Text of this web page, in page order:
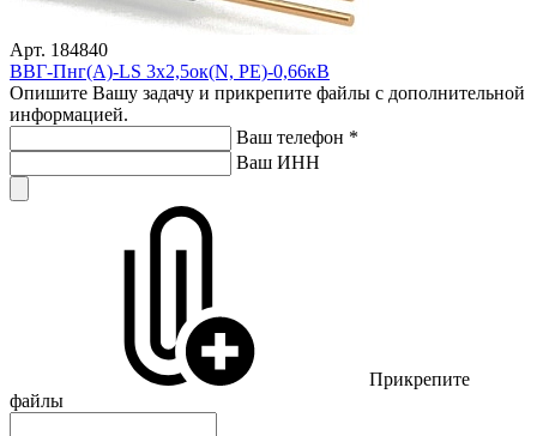
Арт. 184840
ВВГ-Пнг(А)-LS 3х2,5ок(N, PE)-0,66кВ
Опишите Вашу задачу и прикрепите файлы с дополнительной
информацией.
Ваш телефон *
Ваш ИНН
Прикрепите
файлы